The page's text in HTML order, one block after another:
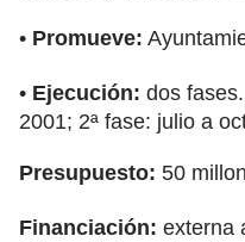
• Promueve:
• Ejecución: dos
2001; 2ª fase: julio a
Presupuesto: 50
Financiación: externa